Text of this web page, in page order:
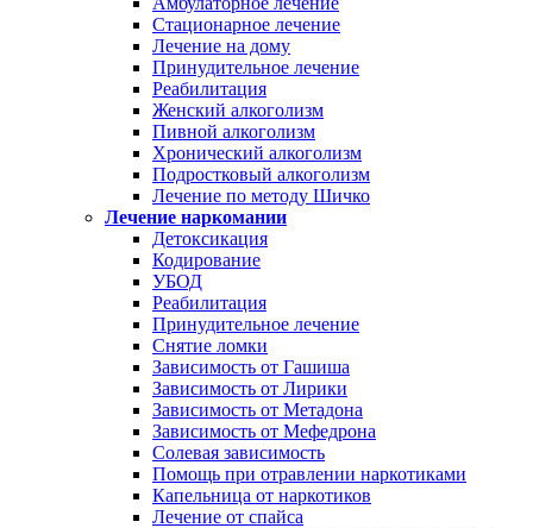
Стационарное лечение
Лечение на дому
Принудительное лечение
Реабилитация
Женский алкоголизм
Пивной алкоголизм
Хронический алкоголизм
Подростковый алкоголизм
Лечение по методу Шичко
Лечение наркомании
Детоксикация
Кодирование
УБОД
Реабилитация
Принудительное лечение
Снятие ломки
Зависимость от Гашиша
Зависимость от Лирики
Зависимость от Метадона
Зависимость от Мефедрона
Солевая зависимость
Помощь при отравлении наркотиками
Капельница от наркотиков
Лечение от спайса